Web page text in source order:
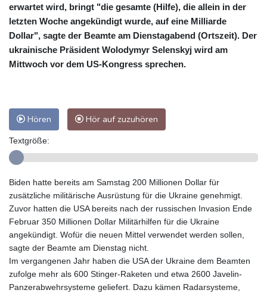
erwartet wird, bringt "die gesamte (Hilfe), die allein in der
letzten Woche angekündigt wurde, auf eine Milliarde
Dollar", sagte der Beamte am Dienstagabend (Ortszeit). Der
ukrainische Präsident Wolodymyr Selenskyj wird am
Mittwoch vor dem US-Kongress sprechen.
Hören Hör auf zuzuhören
Textgröße:
Biden hatte bereits am Samstag 200 Millionen Dollar für
zusätzliche militärische Ausrüstung für die Ukraine genehmigt.
Zuvor hatten die USA bereits nach der russischen Invasion Ende
Februar 350 Millionen Dollar Militärhilfen für die Ukraine
angekündigt. Wofür die neuen Mittel verwendet werden sollen,
sagte der Beamte am Dienstag nicht.
Im vergangenen Jahr haben die USA der Ukraine dem Beamten
zufolge mehr als 600 Stinger-Raketen und etwa 2600 Javelin-
Panzerabwehrsysteme geliefert. Dazu kämen Radarsysteme,